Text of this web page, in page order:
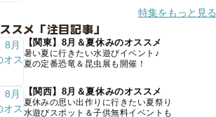
特集をもっと見る
スメ「注目記事」
【関東】8月＆夏休みのオススメ
暑い夏に行きたい水遊びイベント♪
夏の定番恐竜＆昆虫展も開催！
【関西】8月＆夏休みのオススメ
夏休みの思い出作りに行きたい夏祭り
水遊びスポット＆子供無料イベントも